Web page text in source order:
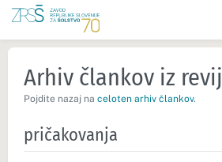
Arhiv člankov iz revij
Pojdite nazaj na celoten arhiv člankov.
pričakovanja